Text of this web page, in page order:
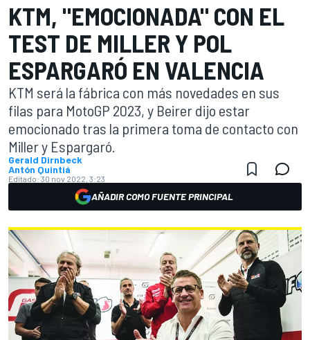
KTM, "EMOCIONADA" CON EL
TEST DE MILLER Y POL
ESPARGARÓ EN VALENCIA
KTM será la fábrica con más novedades en sus
filas para MotoGP 2023, y Beirer dijo estar
emocionado tras la primera toma de contacto con
Miller y Espargaró.
Gerald Dirnbeck
Antón Quintiá
Editado: 30 nov 2022, 3:23
AÑADIR COMO FUENTE PRINCIPAL